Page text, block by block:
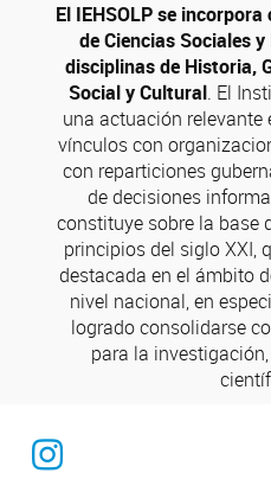
El IEHSOLP se
de Ciencias Sociales
disciplinas de Historia,
Social y Cultural. El
una actuación relevante
vínculos con
con reparticiones
de decisiones
constituye sobre la base
principios del siglo XXI,
destacada en el ámbito
nivel nacional, en
logrado consolidarse
para la
Instagram